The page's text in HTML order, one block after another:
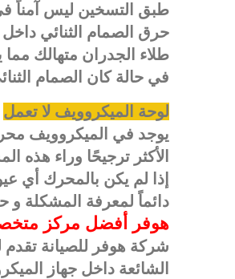
طبق التسخين ليس آمناً
حرق الصمام الثنائي
طلاء الجدران متهالك
في حالة كان الصمام
لوحة الميكروويف لا تعمل
يوجد في الميكروويف
الأكثر ترجيحًا وراء
إذا لم يكن بالمحرك أي
دائماً لمعرفة المشكلة و
هوفر أفضل مركز
شركة هوفر للصيانة
الشائعة داخل جهاز